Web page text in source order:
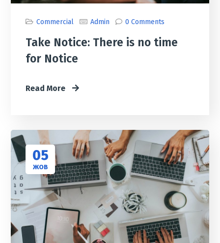
Commercial Admin 0 Comments
Take Notice: There is no time
for Notice
Read More
05
ЖОВ